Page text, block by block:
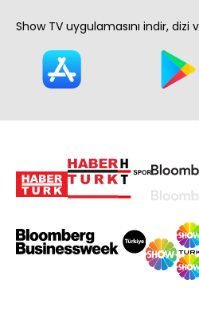
Show TV uygulamasını indir, dizi